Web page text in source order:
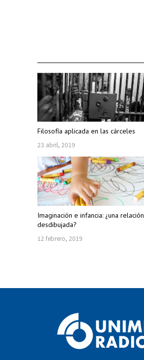
Filosofía aplicada en las cárceles
23 abril, 2019
Imaginación e infancia: ¿una relación
desdibujada?
12 febrero, 2019